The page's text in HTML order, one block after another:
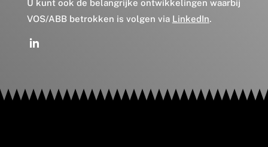
U kunt ook de belangrijke ontwikkelingen waarbij
VOS/ABB betrokken is volgen via LinkedIn.